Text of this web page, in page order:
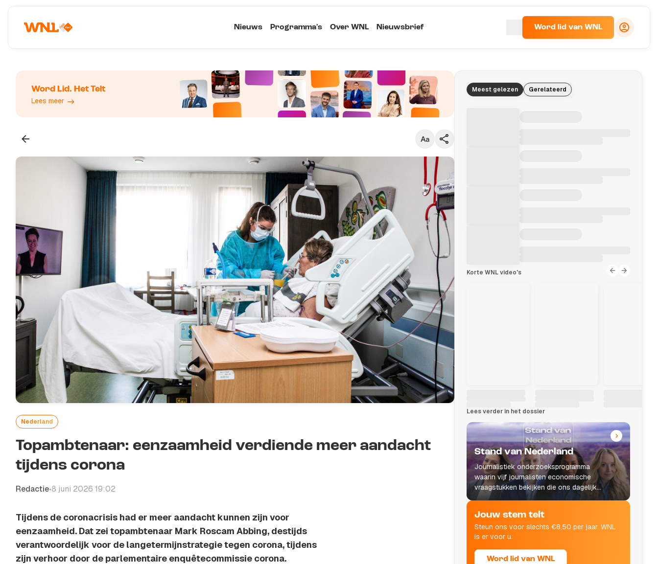
Nieuws Programma's Over WNL Nieuwsbrief Word lid van WNL
Word Lid. Het Telt
Lees meer
Standaard
Kopieer link
Nederland
Topambtenaar: eenzaamheid verdiende meer aandacht
tijdens corona
Redactie•8 juni 2026 19:02
Tijdens de coronacrisis had er meer aandacht kunnen zijn voor
eenzaamheid. Dat zei topambtenaar Mark Roscam Abbing, destijds
verantwoordelijk voor de langetermijnstrategie tegen corona, tijdens
zijn verhoor door de parlementaire enquêtecommissie corona.
Meest gelezen Gerelateerd
Korte WNL video's
Lees verder in het dossier
Stand van Nederland
Journalistiek onderzoeksprogramma
waarin vijf journalisten economische
vraagstukken bekijken die ons dagelijks
leven raken.
Jouw stem telt
Steun ons voor slechts €8,50 per jaar. WNL
is er voor u.
Word lid van WNL